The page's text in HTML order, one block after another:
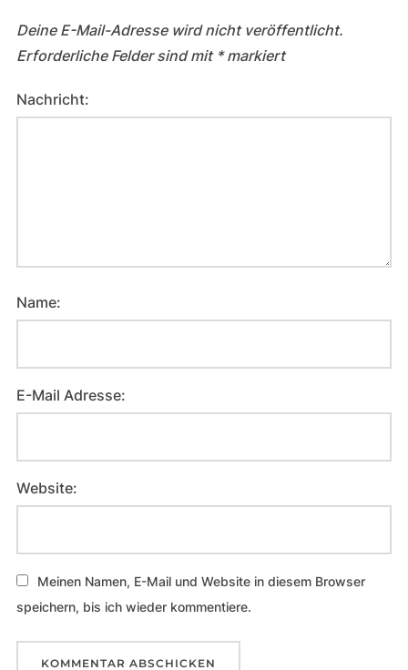
Deine E-Mail-Adresse wird nicht veröffentlicht.
Erforderliche Felder sind mit *markiert
Nachricht:
Name:
E-Mail Adresse:
Website:
Meinen Namen, E-Mail und Website in diesem Browser
speichern, bis ich wieder kommentiere.